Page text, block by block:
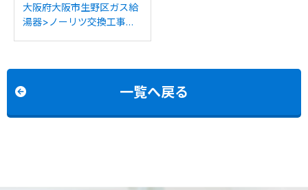
大阪府大阪市生野区ガス給
湯器>ノーリツ交換工事施
一覧へ戻る